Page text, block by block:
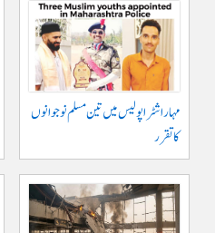
مہاراشٹرا پولیس میں تین مسلم نو جوانوں
کا تقرر